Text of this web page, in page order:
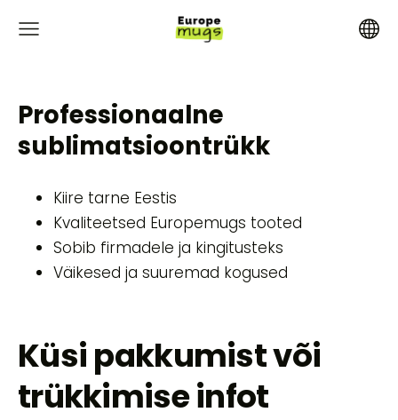
Professionaalne
sublimatsioontrükk
Kiire tarne Eestis
Kvaliteetsed Europemugs tooted
Sobib firmadele ja kingitusteks
Väikesed ja suuremad kogused
Küsi pakkumist või
trükkimise infot